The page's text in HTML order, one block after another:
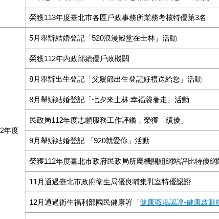
榮獲113年度臺北市各區戶政事務所業務考核特優第3名
年度
5月舉辦結婚登記「520浪漫殿堂在士林」活動
榮獲112年內政部績優戶政機關
8月舉辦出生登記「父親節出生登記好禮送給您」活動
8月舉辦結婚登記「七夕來士林 幸福袋著走」活動
民政局112年度志願服務工作評鑑，榮獲「績優」
9月舉辦結婚登記 「920就愛你」活動
榮獲112年度臺北市政府民政局所屬機關組網站評比特優網
11月通過臺北市政府衛生局優良哺集乳室特優認證
12月通過衛生福利部國民健康署「 健康職場認證-健康啟動